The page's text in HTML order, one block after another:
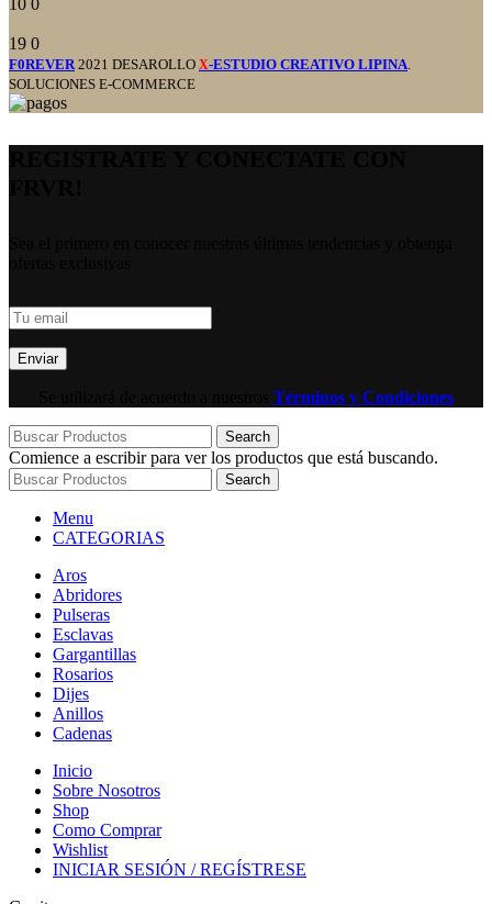
10 0
19 0
F0REVER 2021 DESAROLLO X-ESTUDIO CREATIVO LIPINA
SOLUCIONES E-COMMERCE
Términos y Condiciones
Search
Comience a escribir para ver los productos que está buscando.
Search
Menu
CATEGORIAS
Aros
Abridores
Pulseras
Esclavas
Gargantillas
Rosarios
Dijes
Anillos
Cadenas
Inicio
Sobre Nosotros
Shop
Como Comprar
Wishlist
INICIAR SESIÓN / REGÍSTRESE